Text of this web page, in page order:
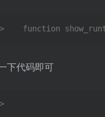
function
下代码即可